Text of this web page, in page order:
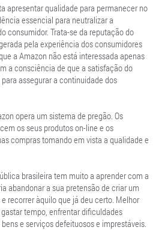
apresentar qualidade para permanecer no
essencial para neutralizar a
consumidor. Trata-se da reputação do
pela experiência dos consumidores
a Amazon não está interessada apenas
a consciência de que a satisfação do
assegurar a continuidade dos
opera um sistema de pregão. Os
os seus produtos on-line e os
compras tomando em vista a qualidade e
brasileira tem muito a aprender com a
abandonar a sua pretensão de criar um
recorrer àquilo que já deu certo. Melhor
tempo, enfrentar dificuldades
e serviços defeituosos e imprestáveis.